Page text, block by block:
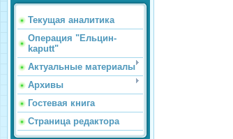
Текущая аналитика
Операция "Ельцин-
kaputt"
Актуальные материалы
Архивы
Гостевая книга
Страница редактора